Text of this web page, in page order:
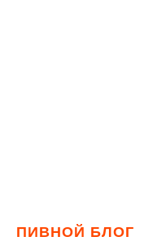
ПИВНОЙ БЛОГ